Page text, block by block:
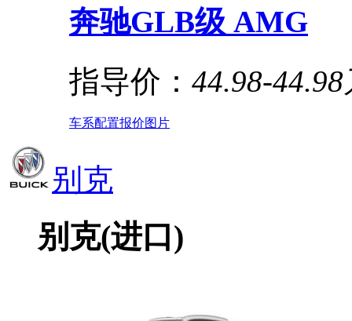
奔驰GLB级 AMG
指导价： 44.98-44.98
车系配置报价图片
别克
别克(进口)